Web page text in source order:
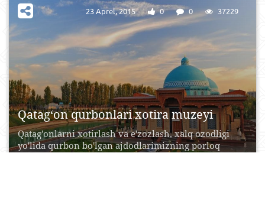
Qatag‘on qurbonlari xotira muzeyi
Qatag'onlarni xotirlash va e'zozlash, xalq ozodligi
yo'lida qurbon bo'lgan ajdodlarimizning porloq
23 Aprel, 2015 0 0 37229